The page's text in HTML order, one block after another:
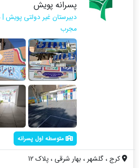
پسرانه پویش
دبیرستان غیر دولتی پویش
مجرب
متوسطه اول پسرانه
کرج ، گلشهر ، بهار شرقی ، پلاک 12